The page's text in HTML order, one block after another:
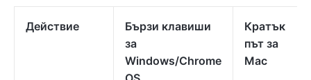
Действие
Бързи клавиши
за
Windows/Chrome
Кратък
път за
Mac